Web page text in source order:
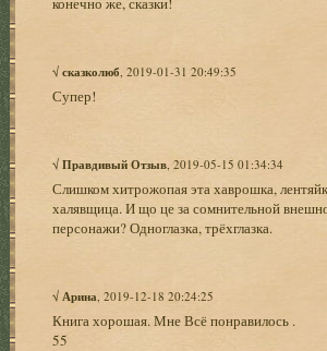
√сказколюб , 2019-01-31 20:49:35
Супер!
√Правдивый Отзыв , 2019-05-15 01:34:34
Слишком хитрожопая эта хаврошка,
халявщица. И що це за сомнительной
персонажи? Одноглазка, трёхглазка.
√ Арина , 2019-12-18 20:24:25
Книга хорошая. Мне Всё понравилось .
55